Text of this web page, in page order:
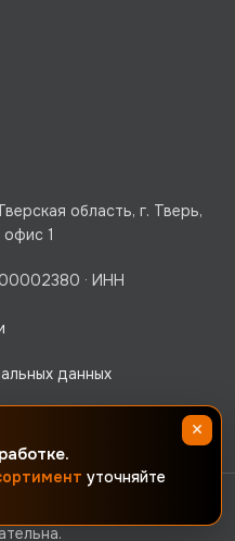
область, г. Тверь,
1
· ИНН
данных
права защищены. При
его части ссылка на наш
уточняйте
×